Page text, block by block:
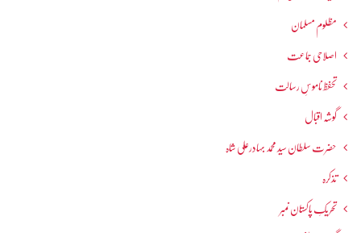
مظلوم مسلمان
اصلاحی جماعت
تحفظ ناموسِ رسالت
گوشہ اقبال
حضرت سلطان سید محمد بہادرعلی شاہ
تذکرہ
تحریکِ پاکستان نمبر